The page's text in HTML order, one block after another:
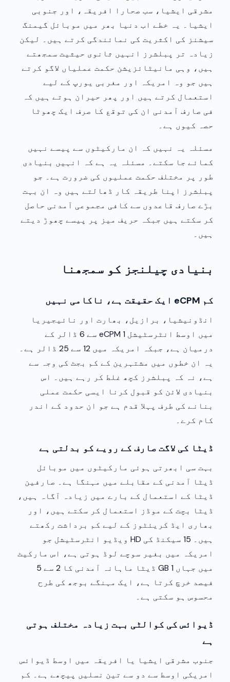
مشرقی ایشیا، سب صحارا افریقہ، اور جنوبی
ایشیا۔ یہ خطے اب دنیا بھر میں موبائل گیمنگ
سیشنز کی اکثریت کی نمائندگی کرتے ہیں۔ لیکن
زیادہ تر پبلشرز انہیں ثانوی حیثیت سمجھتے
ہیں، وہی مانیٹائزیشن حکمت عملیاں لاگو کرتے
ہیں جو وہ امریکہ اور مغربی یورپ کے لیے
استعمال کرتے ہیں اور پھر حیران ہوتے ہیں کہ
فی صارف آمدنی ان کی توقع کا صرف ایک چھوٹا
حصہ کیوں ہے۔
مسئلہ یہ نہیں کہ ان مارکیٹوں سے پیسے نہیں
کمائے جا سکتے۔ مسئلہ یہ ہے کہ انہیں بنیادی
طور پر مختلف حکمت عملیوں کی ضرورت ہے۔ جو
پبلشرز اپنا طریقہ کار ڈھالتے ہیں وہ ان بہت
بڑے صارف قاعدوں سے کافی مجموعی آمدنی حاصل
کر سکتے ہیں جبکہ حریف میز پر پیسے چھوڑ دیتے
ہیں۔
بنیادی چیلنجز کو سمجھنا
کم eCPM ایک حقیقت ہے، ناکامی نہیں
انڈونیشیا، برازیل، بھارت اور نائیجیریا
میں اوسط انٹرسٹیشل eCPM 1 سے 6 ڈالر کے
درمیان ہے، جبکہ امریکہ میں 12 سے 25 ڈالر ہے۔
یہ ان خطوں میں مشتہرین کے کم بجٹ کی وجہ سے
ہے، نہ کہ پبلشرز کچھ غلط کر رہے ہیں۔ اس
بنیادی لائن کو قبول کرنا ایسی حکمت عملی
بنانے کی طرف پہلا قدم ہے جو ان حدود کے اندر
کام کرے۔
ڈیٹا کی لاگت صارف کے رویے کو بدلتی ہے
بہت سی ابھرتی ہوئی مارکیٹوں میں موبائل
ڈیٹا آمدنی کے مقابلے میں مہنگا ہے۔ صارفین
ڈیٹا کے استعمال کے بارے میں زیادہ آگاہ ہیں،
ڈیٹا بچت کے موڈز استعمال کر سکتے ہیں، اور
بھاری ایڈ کریئٹوز کے لیے کم برداشت رکھتے
ہیں۔ 15 سیکنڈ کی HD ویڈیو انٹرسٹیشل جو
امریکہ میں بغیر سوچے لوڈ ہوتی ہے، اس مارکیٹ
میں جہاں 1 GB ڈیٹا ماہانہ آمدنی کا 2 سے 5
فیصد خرچ کرتا ہے، ایک مہنگے بوجھ کی طرح
محسوس ہو سکتی ہے۔
ڈیوائس کی کوالٹی بہت زیادہ مختلف ہوتی
ہے
جنوب مشرقی ایشیا یا افریقہ میں اوسط ڈیوائس
امریکی اوسط سے دو سے تین نسلیں پیچھے ہے۔ کم